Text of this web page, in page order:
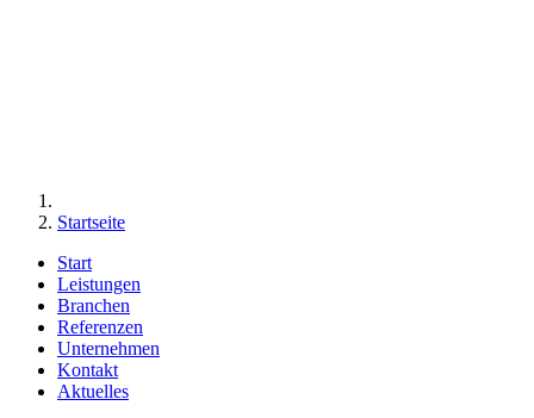
Startseite
Start
Leistungen
Branchen
Referenzen
Unternehmen
Kontakt
Aktuelles